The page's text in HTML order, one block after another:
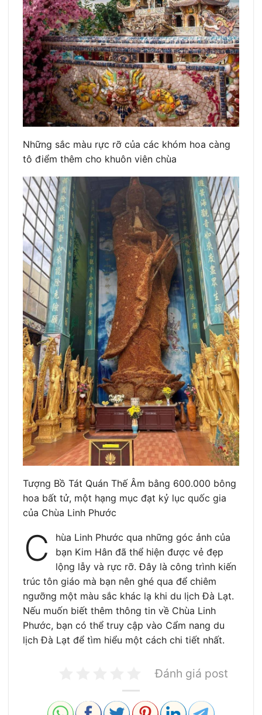
Những sắc màu rực rỡ của các khóm hoa càng
tô điểm thêm cho khuôn viên chùa
Tượng Bồ Tát Quán Thế Âm bằng 600.000 bông
hoa bất tử, một hạng mục đạt kỷ lục quốc gia
của Chùa Linh Phước
C
hùa Linh Phước qua những góc ảnh của
bạn Kim Hân đã thể hiện được vẻ đẹp
lộng lẫy và rực rỡ. Đây là công trình kiến
trúc tôn giáo mà bạn nên ghé qua để chiêm
ngưỡng một màu sắc khác lạ khi du lịch Đà Lạt.
Nếu muốn biết thêm thông tin về Chùa Linh
Phước, bạn có thể truy cập vào Cẩm nang du
lịch Đà Lạt để tìm hiểu một cách chi tiết nhất.
Đánh giá post